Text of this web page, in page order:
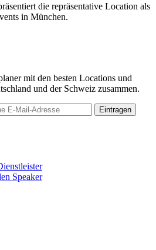
die repräsentative Location als
in München.
mit den besten Locations und
und der Schweiz zusammen.
Eintragen
Speaker